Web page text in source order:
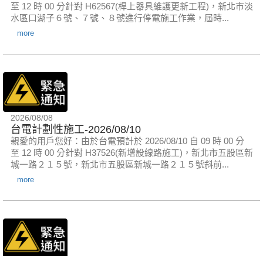
至 12 時 00 分針對 H62567(桿上器具維護更新工程)，新北市淡
水區口湖子６號、７號、８號進行停電施工作業，屆時...
more
2026/08/08
台電計劃性施工-2026/08/10
親愛的用戶您好：由於台電預計於 2026/08/10 自 09 時 00 分
至 12 時 00 分針對 H37526(新增設線路施工)，新北市五股區新
城一路２１５號，新北市五股區新城一路２１５號斜前...
more